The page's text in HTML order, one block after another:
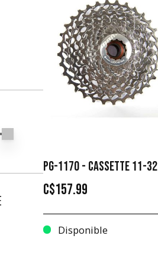
PG-1170 - CASSETTE 11-32
C$157.99
Disponible